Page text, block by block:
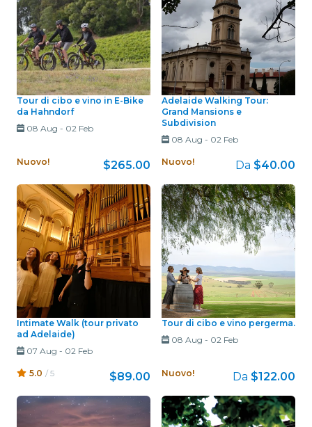
Tour di cibo e vino in E-Bike
da Hahndorf
08 Aug - 02 Feb
Nuovo! $265.00
Adelaide Walking Tour:
Grand Mansions e
Subdivision
08 Aug - 02 Feb
Nuovo! Da $40.00
Intimate Walk (tour privato
ad Adelaide)
07 Aug - 02 Feb
5.0 / 5 $89.00
Tour di cibo e vino pergerma.
08 Aug - 02 Feb
Nuovo! Da $122.00